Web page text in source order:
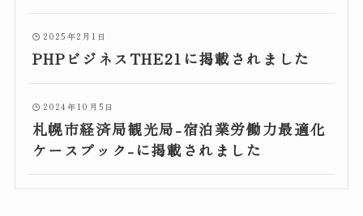
2025年2月1日
PHPビジネスTHE21に掲載されました
2024年10月5日
札幌市経済局観光局-宿泊業労働力最適化
ケースブック-に掲載されました